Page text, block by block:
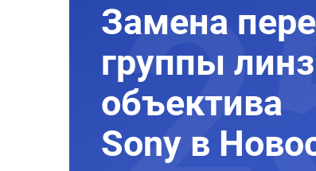
Замена
группы линз
объектива
Sony в